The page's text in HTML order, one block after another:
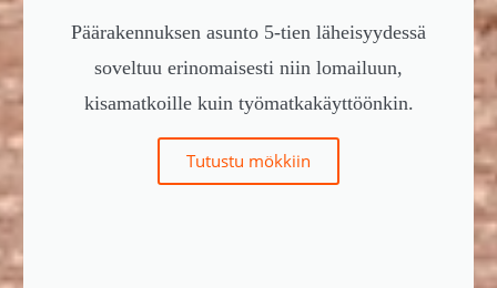
Päärakennuksen asunto 5-tien läheisyydessä
soveltuu erinomaisesti niin lomailuun,
kisamatkoille kuin työmatkakäyttöönkin.
Tutustu mökkiin